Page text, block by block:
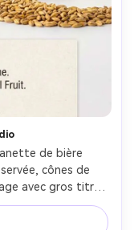
de bière
cônes de
avec gros titre
en bas,
50mm, cadrage